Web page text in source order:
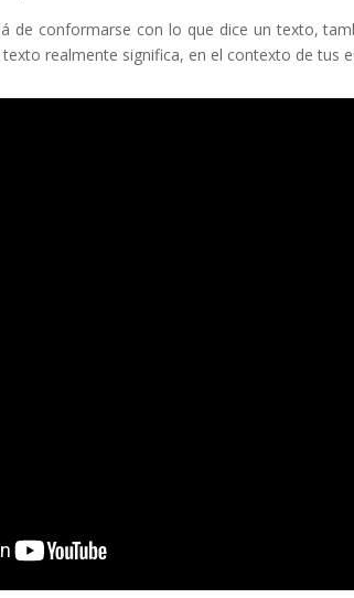
de conformarse con lo que dice un texto,
realmente significa, en el contexto de tus